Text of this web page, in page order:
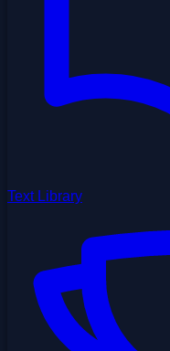
Text Library